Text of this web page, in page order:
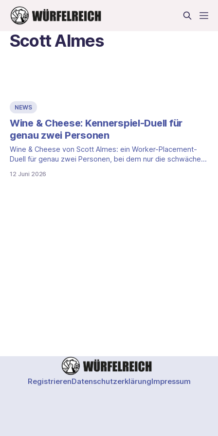
Scott Almes
NEWS
Wine & Cheese: Kennerspiel-Duell für
genau zwei Personen
Wine & Cheese von Scott Almes: ein Worker-Placement-
Duell für genau zwei Personen, bei dem nur die schwächere
12 Juni 2026
RegistrierenDatenschutzerklärungImpressum